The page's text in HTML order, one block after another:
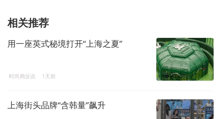
相关推荐
用一座英式秘境打开“上海之夏”
时尚商业说 1天前
上海街头品牌“含韩量”飙升